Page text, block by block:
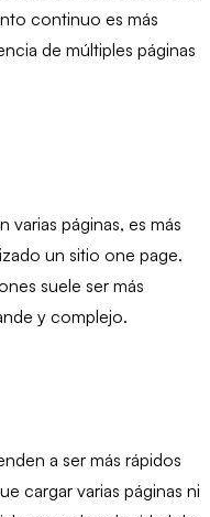
continuo es más
de múltiples páginas
páginas, es más
un sitio one page.
suele ser más
y complejo.
a ser más rápidos
cargar varias páginas ni